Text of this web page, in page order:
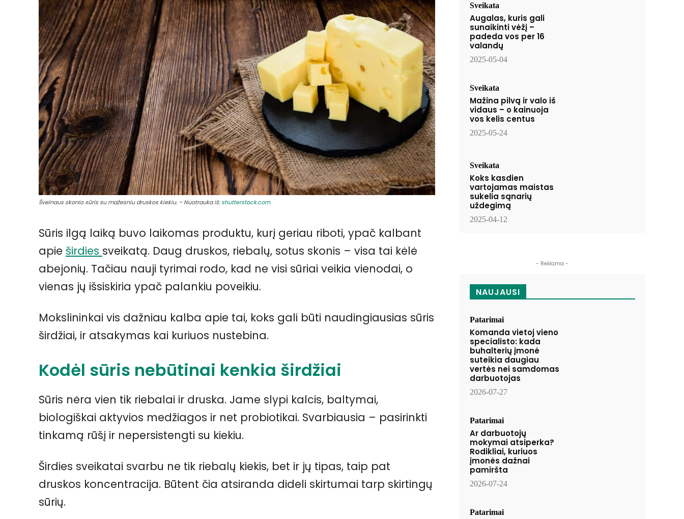
Švelnaus skonio sūris su mažesniu druskos kiekiu. – Nuotrauka iš:shutterstock.com
Sūris ilgą laiką buvo laikomas produktu, kurį geriau riboti, ypač kalbant
apie širdies sveikatą. Daug druskos, riebalų, sotus skonis – visa tai kėlė
abejonių. Tačiau nauji tyrimai rodo, kad ne visi sūriai veikia vienodai, o
vienas jų išsiskiria ypač palankiu poveikiu.
Mokslininkai vis dažniau kalba apie tai, koks gali būti naudingiausias sūris
širdžiai, ir atsakymas kai kuriuos nustebina.
Kodėl sūris nebūtinai kenkia širdžiai
Sūris nėra vien tik riebalai ir druska. Jame slypi kalcis, baltymai,
biologiškai aktyvios medžiagos ir net probiotikai. Svarbiausia – pasirinkti
tinkamą rūšį ir nepersistengti su kiekiu.
Širdies sveikatai svarbu ne tik riebalų kiekis, bet ir jų tipas, taip pat
druskos koncentracija. Būtent čia atsiranda dideli skirtumai tarp skirtingų
sūrių.
Sveikata
Augalas, kuris gali
sunaikinti vėžį –
padeda vos per 16
valandų
2025-05-04
Sveikata
Mažina pilvą ir valo iš
vidaus – o kainuoja
vos kelis centus
2025-05-24
Sveikata
Koks kasdien
vartojamas maistas
sukelia sąnarių
uždegimą
2025-04-12
- Reklama -
NAUJAUSI
Patarimai
Komanda vietoj vieno
specialisto: kada
buhalterių įmonė
suteikia daugiau
vertės nei samdomas
darbuotojas
2026-07-27
Patarimai
Ar darbuotojų
mokymai atsiperka?
Rodikliai, kuriuos
įmonės dažnai
pamiršta
2026-07-24
Patarimai